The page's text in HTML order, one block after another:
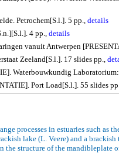
Petrochem[S.l.]. 5 pp., details
4 pp., details
vanuit Antwerpen
Zeeland[S.l.]. 17 slides pp.,
Waterbouwkundig Laboratorium:
Port Load[S.l.]. 55 slides pp.,
processes in estuaries such as
lake (L. Veere) and a brackish
the structure of the mandibleplate